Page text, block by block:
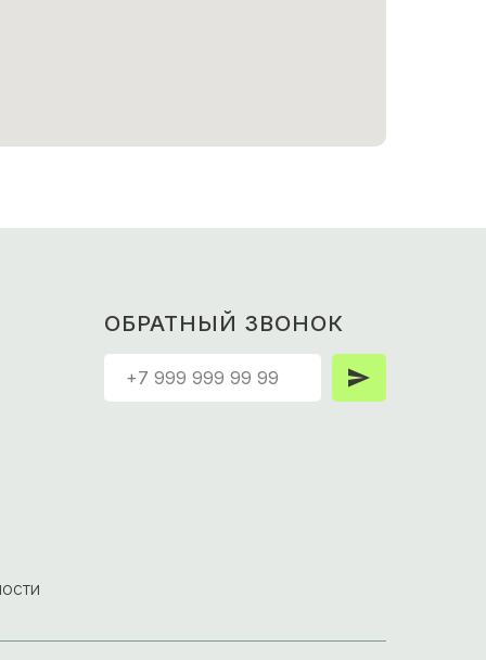
ОБРАТНЫЙ ЗВОНОК